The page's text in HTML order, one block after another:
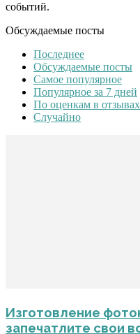
событий.
Обсуждаемые посты
Последнее
Обсуждаемые посты
Самое популярное
Популярное за 7 дней
По оценкам в отзывах
Случайно
Изготовление
запечатлите свои